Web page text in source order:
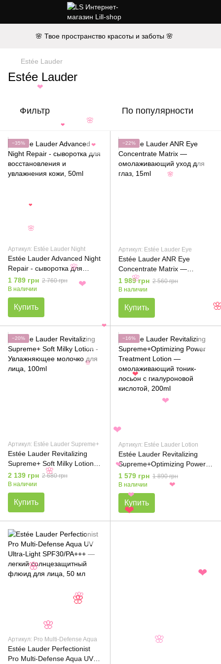
🌸 Твое пространство красоты и заботы 🌸
Estée Lauder
Estée Lauder
Фильтр По популярности
−35%
Артикул: Estée Lauder Night
Estée Lauder Advanced Night
Repair - сыворотка для
восстановления и
увлажнения кожи, 50ml
1 789 грн 2 760 грн
В наличии
Купить
−22%
Артикул: Estée Lauder Eye
Estée Lauder ANR Eye
Concentrate Matrix —
омолаживающий уход для
глаз, 15ml
1 989 грн 2 560 грн
В наличии
Купить
−20%
Артикул: Estée Lauder Supreme+
Estée Lauder Revitalizing
Supreme+ Soft Milky Lotion -
Увлажняющее молочко для
лица, 100ml
2 139 грн 2 680 грн
В наличии
Купить
−16%
Артикул: Estée Lauder Lotion
Estée Lauder Revitalizing
Supreme+Optimizing Power
Treatment Lotion —
омолаживающий тоник-
лосьон с гиалуроновой
кислотой, 200ml
1 579 грн 1 890 грн
В наличии
Купить
Артикул: Pro Multi-Defense Aqua
Estée Lauder Perfectionist
Pro Multi-Defense Aqua UV
❤
❤
❤
🌸
🌸
❤
🌸
❤
🌸
🌸
🌸
❤
🌸
❤
❤
🌸
❤
❤
❤
🌸
🌸
🌸
❤
🌸
❤
❤